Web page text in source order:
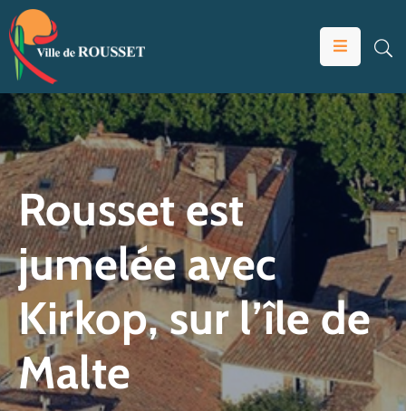
VOTRE
MAIRIE
VIVRE
À
ROUSSET
ÉDUCATION
ET
JEUNESSE
SOLIDARITÉS
ÉCONOMIE
ANIMATION
Rousset est
jumelée avec
Kirkop, sur l’île de
Malte